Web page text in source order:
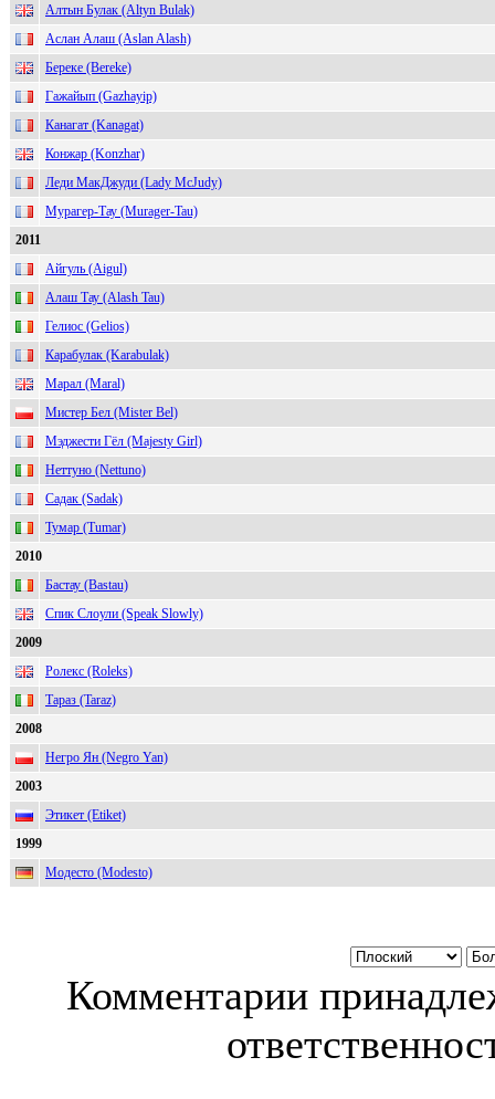
Алтын Булак (Altyn Bulak)
Аслан Алаш (Aslan Alash)
Береке (Bereke)
Гажайып (Gazhayip)
Канагат (Kanagat)
Конжар (Konzhar)
Леди МакДжуди (Lady McJudy)
Мурагер-Тау (Murager-Tau)
2011
Айгуль (Aigul)
Алаш Тау (Alash Tau)
Гелиос (Gelios)
Карабулак (Karabulak)
Марал (Maral)
Мистер Бел (Mister Bel)
Мэджести Гёл (Majesty Girl)
Неттуно (Nettuno)
Садак (Sadak)
Тумар (Tumar)
2010
Бастау (Bastau)
Спик Слоули (Speak Slowly)
2009
Ролекс (Roleks)
Тараз (Taraz)
2008
Негро Ян (Negro Yan)
2003
Этикет (Etiket)
1999
Модесто (Modesto)
Комментарии